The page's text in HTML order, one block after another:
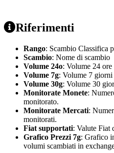
Riferimenti
Rango: Scambio Classifica
Scambio: Nome di scambio
Volume 24o: Volume 24 ore
Volume 7g: Volume 7 giorni
Volume 30g: Volume 30
Monitorate Monete:
monitorato.
Monitorate Mercati:
monitorati.
Fiat supportati: Valute Fiat
Grafico Prezzi 7g: Grafico
volumi scambiati in